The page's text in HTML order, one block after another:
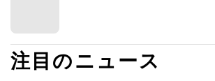
注目のニュース